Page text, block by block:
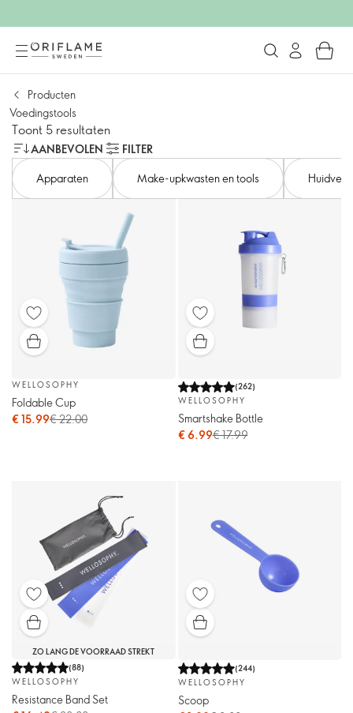
Producten
Voedingstools
Toont 5 resultaten
AANBEVOLEN
FILTER
Apparaten
Make-upkwasten en tools
WELLOSOPHY
Foldable Cup
€ 15.99€ 22.00
(262)
WELLOSOPHY
Smartshake Bottle
€ 6.99€ 17.99
ZO LANG DE VOORRAAD STREKT
(88)
WELLOSOPHY
Resistance Band Set
(244)
WELLOSOPHY
Scoop